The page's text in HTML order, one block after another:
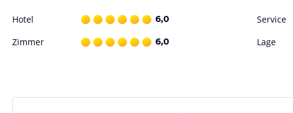
Hotel 6,0 Service
Zimmer 6,0 Lage